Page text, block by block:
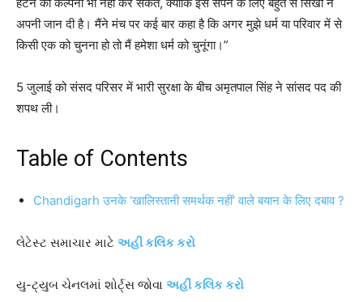
अपनी जान दी है। मैंने मंच पर कई बार कहा है कि अगर मुझे धर्म या परिवार में से
किसी एक को चुनना हो तो मैं हमेशा धर्म को चुनूंगा।”
5 जुलाई को संसद परिसर में भारी सुरक्षा के बीच अमृतपाल सिंह ने सांसद पद की
शपथ ली।
Table of Contents
Chandigarh उनके ‘खालिस्तानी समर्थक नहीं’ वाले बयान के लिए दबाव ?
લેટેસ્ટ સમાચાર માટે અહી કલિક કરો
યુ-ટ્યુબ ચેનલમાં શોર્ટ્સ જોવા અહીં કલિક કરો